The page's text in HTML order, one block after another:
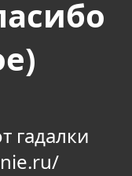
гадалки